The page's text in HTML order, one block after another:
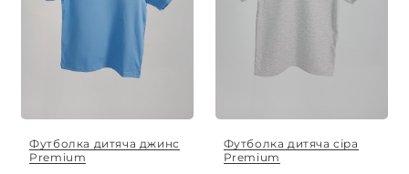
Футболка дитяча джинс
Premium
Футболка дитяча сіра
Premium